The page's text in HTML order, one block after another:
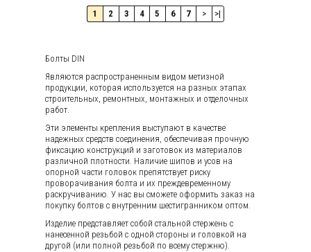
1 2 3 4 5 6 7 > >|
Болты DIN
Являются распространенным видом метизной
продукции, которая используется на разных этапах
строительных, ремонтных, монтажных и отделочных
работ.
Эти элементы крепления выступают в качестве
надежных средств соединения, обеспечивая прочную
фиксацию конструкций и заготовок из материалов
различной плотности. Наличие шипов и усов на
опорной части головок препятствует риску
проворачивания болта и их преждевременному
раскручиванию. У нас вы сможете оформить заказ на
покупку болтов с внутренним шестигранником оптом.
Изделие представляет собой стальной стержень с
нанесенной резьбой с одной стороны и головкой на
другой (или полной резьбой по всему стержню).